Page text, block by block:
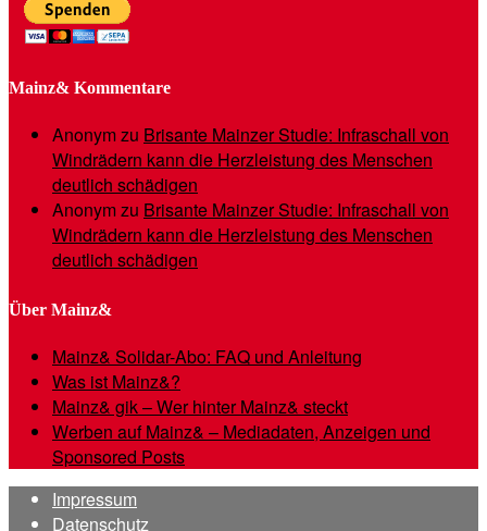
Mainz& Kommentare
Anonymzu Brisante Mainzer Studie: Infraschall von
Windrädern kann die Herzleistung des Menschen
deutlich schädigen
Anonymzu Brisante Mainzer Studie: Infraschall von
Windrädern kann die Herzleistung des Menschen
deutlich schädigen
Über Mainz&
Mainz& Solidar-Abo: FAQ und Anleitung
Was ist Mainz&?
Mainz& gik – Wer hinter Mainz& steckt
Werben auf Mainz& – Mediadaten, Anzeigen und
Sponsored Posts
Impressum
Datenschutz